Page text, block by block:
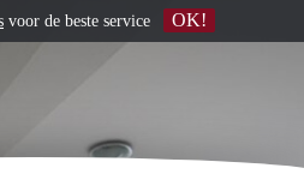
voor de beste service OK!